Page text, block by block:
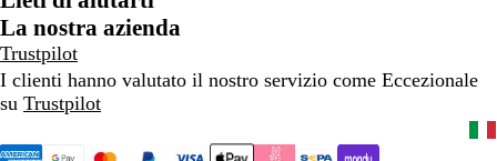
La nostra azienda
Trustpilot
I clienti hanno valutato il nostro servizio come Eccezionale
su Trustpilot